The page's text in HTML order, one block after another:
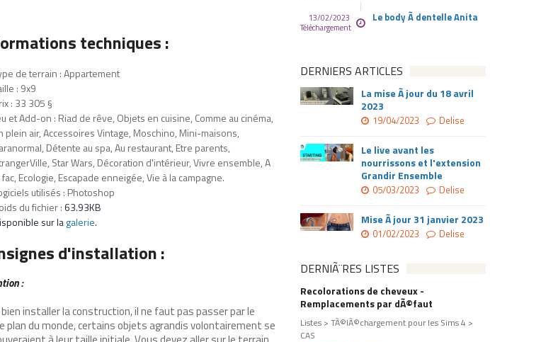
techniques :
de terrain : Appartement
: 9x9
: 33 305 §
et Add-on : Riad de rêve, Objets en cuisine, Comme au cinéma,
plein air, Accessoires Vintage, Moschino, Mini-maisons,
Détente au spa, Au restaurant, Etre parents,
Star Wars, Décoration d'intérieur, Vivre ensemble, A
fac, Ecologie, Escapade enneigée, Vie à la campagne.
utilisés : Photoshop
du fichier :63.93KB
sur lagalerie.
d'installation :
:
installer la construction, il ne faut pas passer par le
plan du monde, certains objets agrandis volontairement se
13/02/2023
Téléchargement
Le body Ã dentelle Anita
DERNIERS ARTICLES
La mise Ã jour du 18 avril
2023
19/04/2023 Delise
Le live avant les
nourrissons et l'extension
Grandir Ensemble
05/03/2023 Delise
Mise Ã jour 31 janvier 2023
01/02/2023 Delise
DERNIÃ¨RES LISTES
Recolorations de cheveux -
Remplacements par dÃ©faut
Listes > TÃ©lÃ©chargement pour les Sims 4 >
CAS